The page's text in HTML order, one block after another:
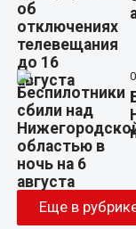
Еще в